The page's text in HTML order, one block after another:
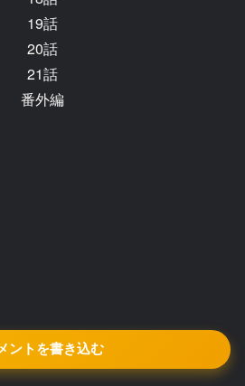
19話
20話
21話
番外編
ントを書き込む